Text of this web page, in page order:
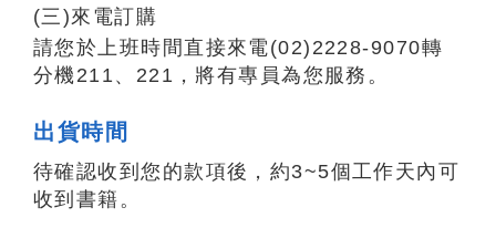
(三)來電訂購
請您於上班時間直接來電(02)2228-9070轉
分機211、221，將有專員為您服務。
出貨時間
待確認收到您的款項後，約3~5個工作天內可
收到書籍。